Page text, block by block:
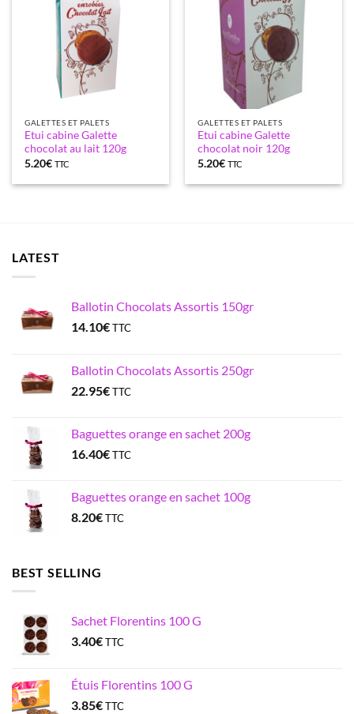
GALETTES ET PALETS
Etui cabine Galette
chocolat au lait 120g
5.20€ TTC
GALETTES ET PALETS
Etui cabine Galette
chocolat noir 120g
5.20€ TTC
LATEST
Ballotin Chocolats Assortis 150gr
14.10€TTC
Ballotin Chocolats Assortis 250gr
22.95€TTC
Baguettes orange en sachet 200g
16.40€TTC
Baguettes orange en sachet 100g
8.20€TTC
BEST SELLING
Sachet Florentins 100 G
3.40€TTC
Étuis Florentins 100 G
3.85€TTC